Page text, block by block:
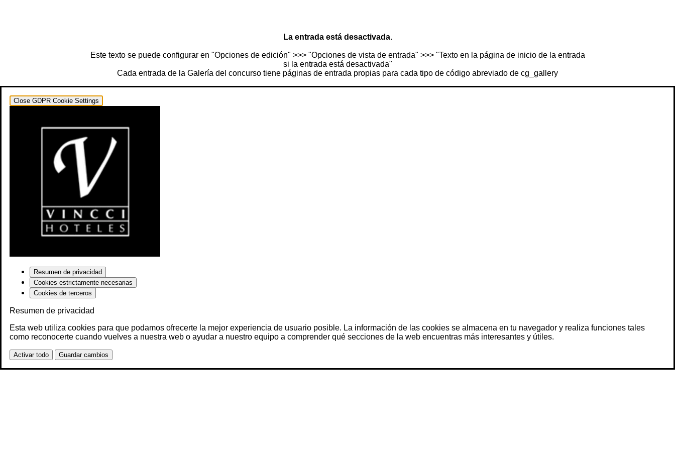
La entrada está desactivada.
Este texto se puede configurar en "Opciones de edición" >>> "Opciones de vista de entrada" >>> "Texto en la página de inicio de la entrada
si la entrada está desactivada"
Cada entrada de la Galería del concurso tiene páginas de entrada propias para cada tipo de código abreviado de cg_gallery
Close GDPR Cookie Settings
Resumen de privacidad
Cookies estrictamente necesarias
Cookies de terceros
Resumen de privacidad
Esta web utiliza cookies para que podamos ofrecerte la mejor experiencia de usuario posible. La información de las cookies se almacena en tu navegador y realiza funciones tales
como reconocerte cuando vuelves a nuestra web o ayudar a nuestro equipo a comprender qué secciones de la web encuentras más interesantes y útiles.
Activar todo Guardar cambios